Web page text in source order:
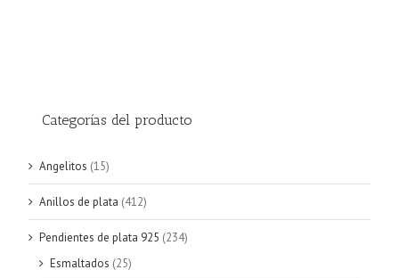
Categorías del producto
Angelitos (15)
Anillos de plata (412)
Pendientes de plata 925 (234)
Esmaltados (25)